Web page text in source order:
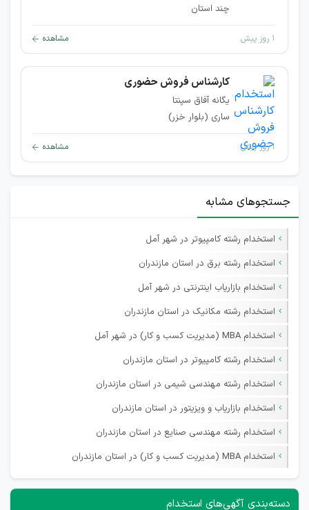
چند استان
۱ روز پیش مشاهده
کارشناس فروش حضوری
یگانه آفاق سپنتا
ساری (بلوار خزر)
۱ روز پیش مشاهده
جستجوهای مشابه
استخدام رشته کامپیوتر در شهر آمل
استخدام رشته برق در استان مازندران
استخدام بازاریاب اینترنتی در شهر آمل
استخدام رشته مکانیک در استان مازندران
استخدام MBA (مدیریت کسب و کار) در شهر آمل
استخدام رشته کامپیوتر در استان مازندران
استخدام رشته مهندسی شیمی در استان مازندران
استخدام بازاریاب و ویزیتور در استان مازندران
استخدام رشته مهندسی صنایع در استان مازندران
استخدام MBA (مدیریت کسب و کار) در استان مازندران
دسته‌بندی آگهی‌های استخدام